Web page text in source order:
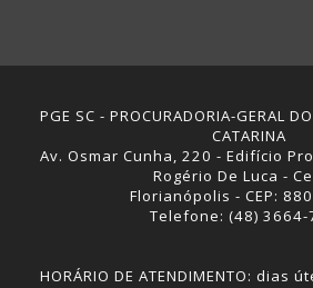
PGE SC - PROCURADORIA-GERAL
CATARINA
Av. Osmar Cunha, 220 - Edifício
Rogério De Luca -
Florianópolis - CEP:
Telefone: (48) 3664-
HORÁRIO DE ATENDIMENTO: dias